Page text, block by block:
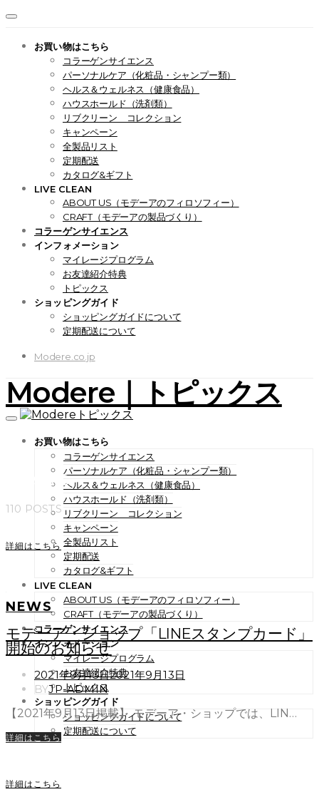
お買い物はこちら
コラーゲンサイエンス
パーソナルケア（化粧品・シャンプー類）
ヘルス＆ウェルネス（健康食品）
ハウスホールド（洗剤類）
リブクリーン コレクション
キャンペーン
全製品リスト
定期配送
カタログ&ギフト
LIVE CLEAN
ABOUT US（モデーアのフィロソフィー）
CRAFT（モデーアの製品づくり）
コラーゲンサイエンス
インフォメーション
マイレージプログラム
お友達紹介特典
トピックス
ショッピングガイド
ショッピングガイドについて
定期配送について
Modere.co.jp
Modere｜トピックス
お買い物はこちら
コラーゲンサイエンス
パーソナルケア（化粧品・シャンプー類）
ヘルス＆ウェルネス（健康食品）
ハウスホールド（洗剤類）
リブクリーン コレクション
キャンペーン
全製品リスト
定期配送
カタログ&ギフト
LIVE CLEAN
ABOUT US（モデーアのフィロソフィー）
CRAFT（モデーアの製品づくり）
コラーゲンサイエンス
インフォメーション
マイレージプログラム
お友達紹介特典
トピックス
ショッピングガイド
ショッピングガイドについて
定期配送について
News
110 POSTS
詳細はこちら
NEWS
モデーア・ショップ「LINEスタンプカード」
開始のお知らせ
POSTED
ON
2021年9月13日2021年9月13日
BYJP-ADMIN
【2021年9月13日掲載】 モデーア・ショップでは、LIN…
詳細はこちら
詳細はこちら